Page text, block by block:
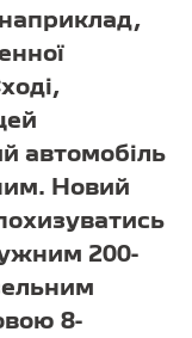
автомобіль
Новий
200-
8-